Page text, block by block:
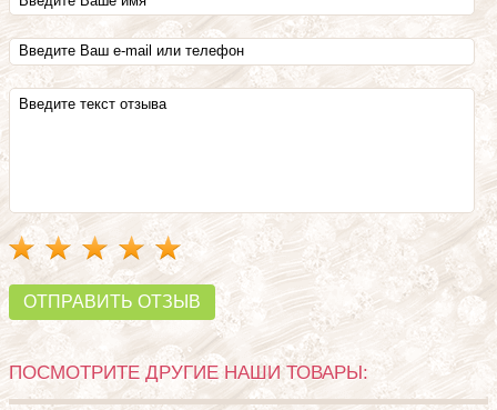
ОТПРАВИТЬ ОТЗЫВ
ПОСМОТРИТЕ ДРУГИЕ НАШИ ТОВАРЫ: